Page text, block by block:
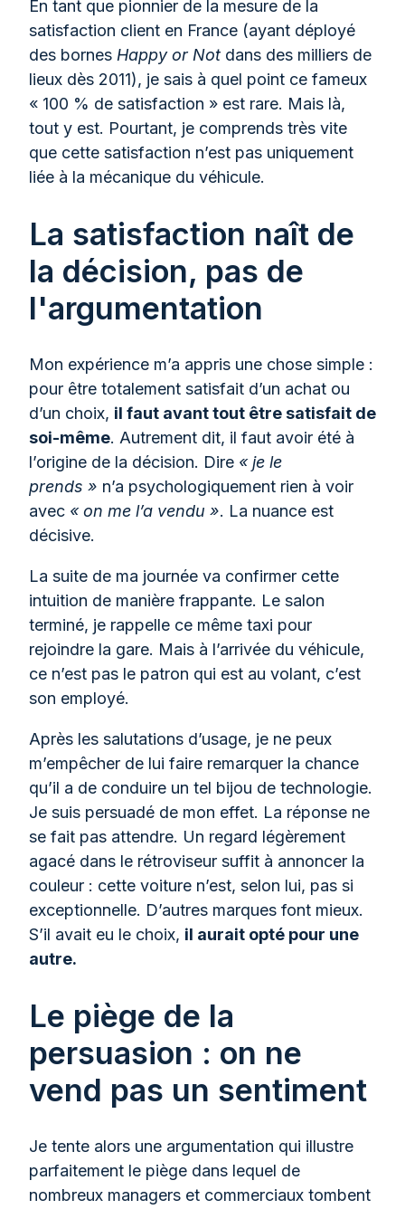
En tant que pionnier de la mesure de la
satisfaction client en France (ayant déployé
des bornes Happy or Not dans des milliers de
lieux dès 2011), je sais à quel point ce fameux
« 100 % de satisfaction » est rare. Mais là,
tout y est. Pourtant, je comprends très vite
que cette satisfaction n’est pas uniquement
liée à la mécanique du véhicule.
La satisfaction naît de
la décision, pas de
l'argumentation
Mon expérience m’a appris une chose simple :
pour être totalement satisfait d’un achat ou
d’un choix, il faut avant tout être satisfait de
soi-même. Autrement dit, il faut avoir été à
l’origine de la décision. Dire « je le
prends » n’a psychologiquement rien à voir
avec « on me l’a vendu ». La nuance est
décisive.
La suite de ma journée va confirmer cette
intuition de manière frappante. Le salon
terminé, je rappelle ce même taxi pour
rejoindre la gare. Mais à l’arrivée du véhicule,
ce n’est pas le patron qui est au volant, c’est
son employé.
Après les salutations d’usage, je ne peux
m’empêcher de lui faire remarquer la chance
qu’il a de conduire un tel bijou de technologie.
Je suis persuadé de mon effet. La réponse ne
se fait pas attendre. Un regard légèrement
agacé dans le rétroviseur suffit à annoncer la
couleur : cette voiture n’est, selon lui, pas si
exceptionnelle. D’autres marques font mieux.
S’il avait eu le choix, il aurait opté pour une
autre.
Le piège de la
persuasion : on ne
vend pas un sentiment
Je tente alors une argumentation qui illustre
parfaitement le piège dans lequel de
nombreux managers et commerciaux tombent